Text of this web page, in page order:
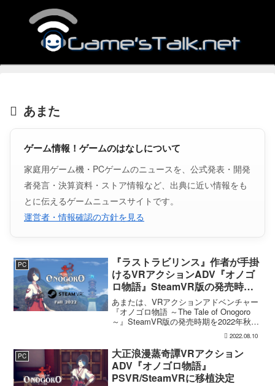
あまた
ゲーム情報！ゲームのはなしについて
家庭用ゲーム機・PCゲームのニュースを、公式発表・開発
者発言・決算資料・ストア情報など、出典に近い情報をも
とに伝えるゲームニュースサイトです。
運営者・情報確認の方針を見る
PC
『ラストラビリンス』作者が手掛
けるVRアクションADV『オノゴ
ロ物語』SteamVR版の発売時期
が2022年秋に決定
あまたは、VRアクションアドベンチャー
『オノゴロ物語 ～The Tale of Onogoro
～』SteamVR版の発売時期を2022年秋に
決定したと発表しました。もともとも
Meta Quest向けに発売された本作です
が、4月にSteamV...
2022.08.10
PC
大正浪漫蒸奇譚VRアクション
ADV『オノゴロ物語』
PSVR/SteamVRに移植決定